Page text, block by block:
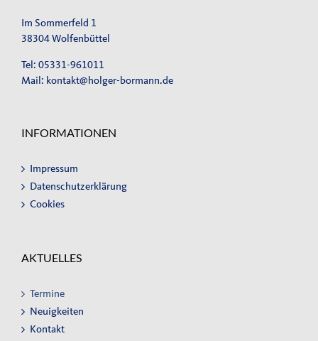
Im Sommerfeld 1
38304 Wolfenbüttel
Tel: 05331-961011
Mail: kontakt@holger-bormann.de
INFORMATIONEN
Impressum
Datenschutzerklärung
Cookies
AKTUELLES
Termine
Neuigkeiten
Kontakt